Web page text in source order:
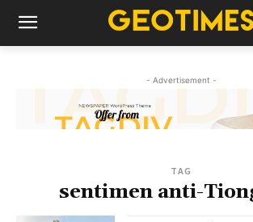
- Advertisement -
TAG
sentimen anti-